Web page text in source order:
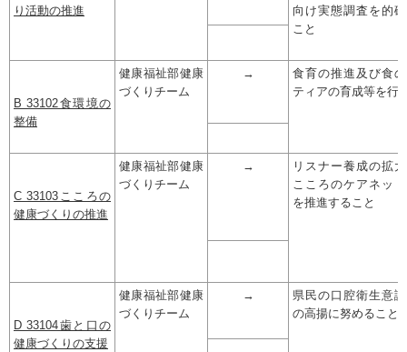
り活動の推進
向け実態調査を的
こと
B 33102食環境の
整備
健康福祉部健康
づくりチーム
→
食育の推進及び食
ティアの育成等を行
C 33103こころの
健康づくりの推進
健康福祉部健康
づくりチーム
→
リスナー養成の拡
こころのケアネッ
を推進すること
D 33104歯と口の
健康づくりの支援
健康福祉部健康
づくりチーム
→
県民の口腔衛生意
の高揚に努めること